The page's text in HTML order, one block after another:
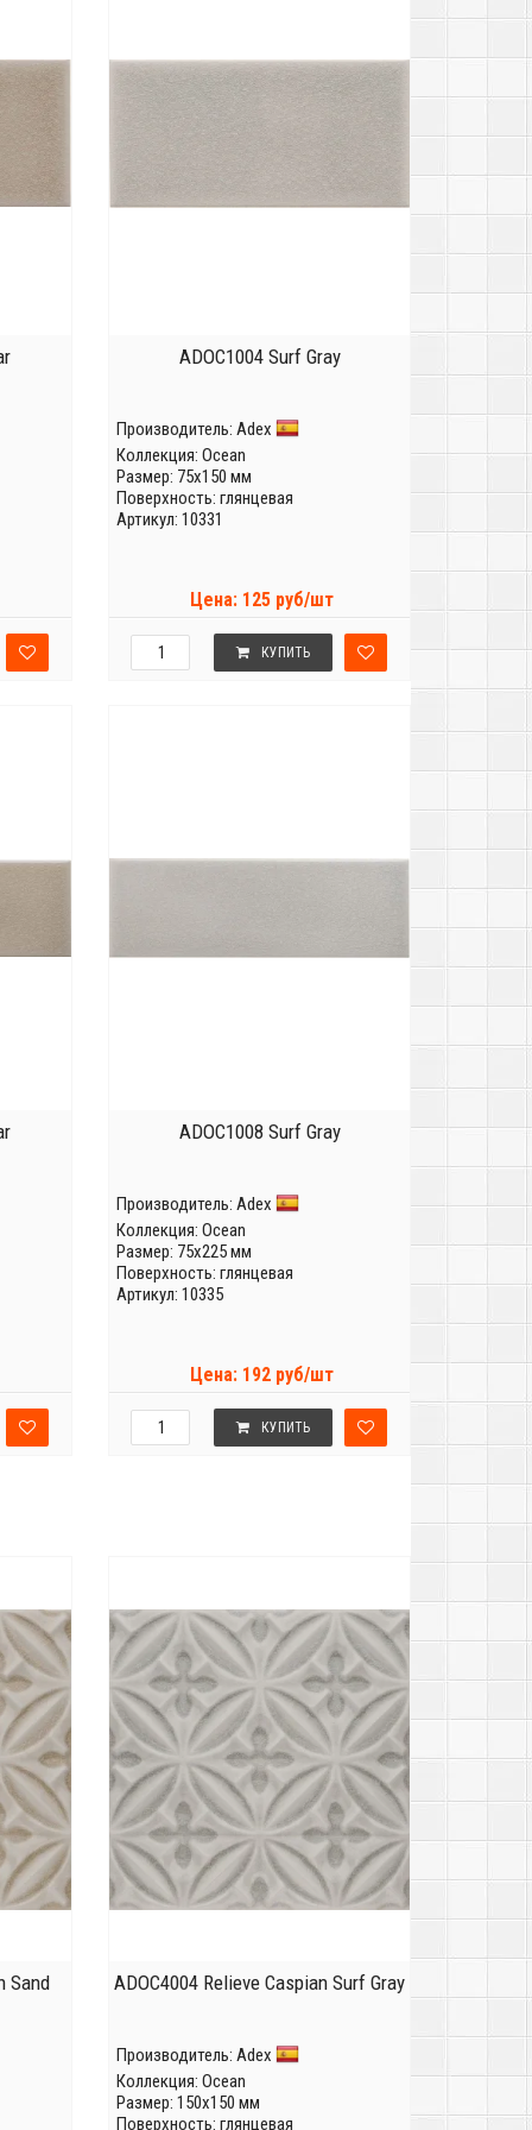
ADOC1004 Surf Gray
Производитель: Adex
Коллекция: Ocean
Размер: 75x150 мм
Поверхность: глянцевая
Артикул: 10331
Цена: 125 руб/шт
КУПИТЬ
ADOC1008 Surf Gray
Производитель: Adex
Коллекция: Ocean
Размер: 75x225 мм
Поверхность: глянцевая
Артикул: 10335
Цена: 192 руб/шт
КУПИТЬ
Sand ADOC4004 Relieve Caspian Surf Gray
Производитель: Adex
Коллекция: Ocean
Размер: 150x150 мм
Поверхность: глянцевая